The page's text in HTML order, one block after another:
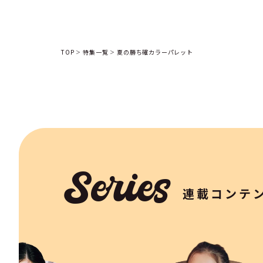
TOP 特集一覧 夏の勝ち確カラーパレット
連載コンテ
Series